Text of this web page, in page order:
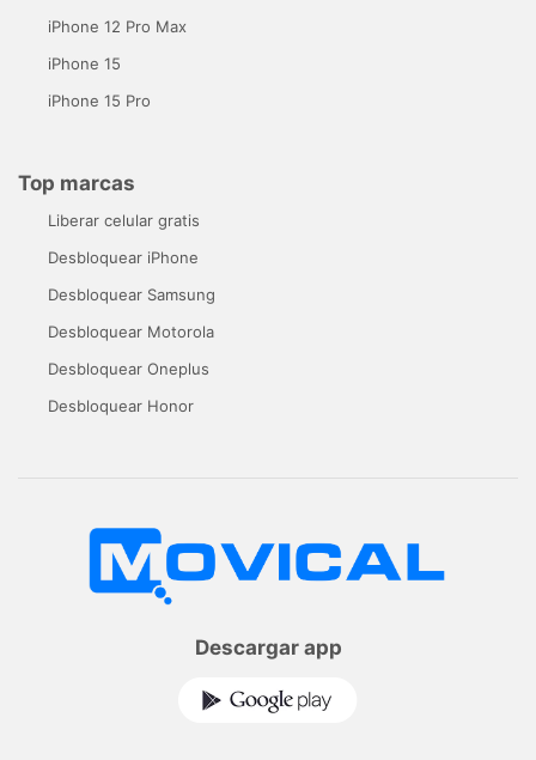
iPhone 12 Pro Max
iPhone 15
iPhone 15 Pro
Top marcas
Liberar celular gratis
Desbloquear iPhone
Desbloquear Samsung
Desbloquear Motorola
Desbloquear Oneplus
Desbloquear Honor
Descargar app